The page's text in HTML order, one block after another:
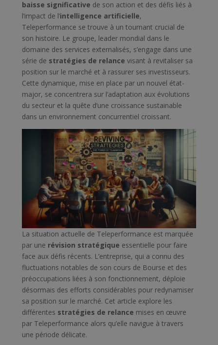
baisse significative de son action et des défis liés à
l’impact de l’intelligence artificielle,
Teleperformance se trouve à un tournant crucial de
son histoire. Le groupe, leader mondial dans le
domaine des services externalisés, s’engage dans une
série de stratégies de relance visant à revitaliser sa
position sur le marché et à rassurer ses investisseurs.
Cette dynamique, mise en place par un nouvel état-
major, se concentrera sur l’adaptation aux évolutions
du secteur et la quête d’une croissance sustainable
dans un environnement concurrentiel croissant.
La situation actuelle de Teleperformance est marquée
par une révision stratégique essentielle pour faire
face aux défis récents. L’entreprise, qui a connu des
fluctuations notables de son cours de Bourse et des
préoccupations liées à son fonctionnement, déploie
désormais des efforts considérables pour redynamiser
sa position sur le marché. Cet article explore les
différentes stratégies de relance mises en œuvre
par Teleperformance alors qu’elle navigue à travers
une période délicate.